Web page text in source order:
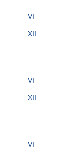
VI
XII
VI
XII
VI